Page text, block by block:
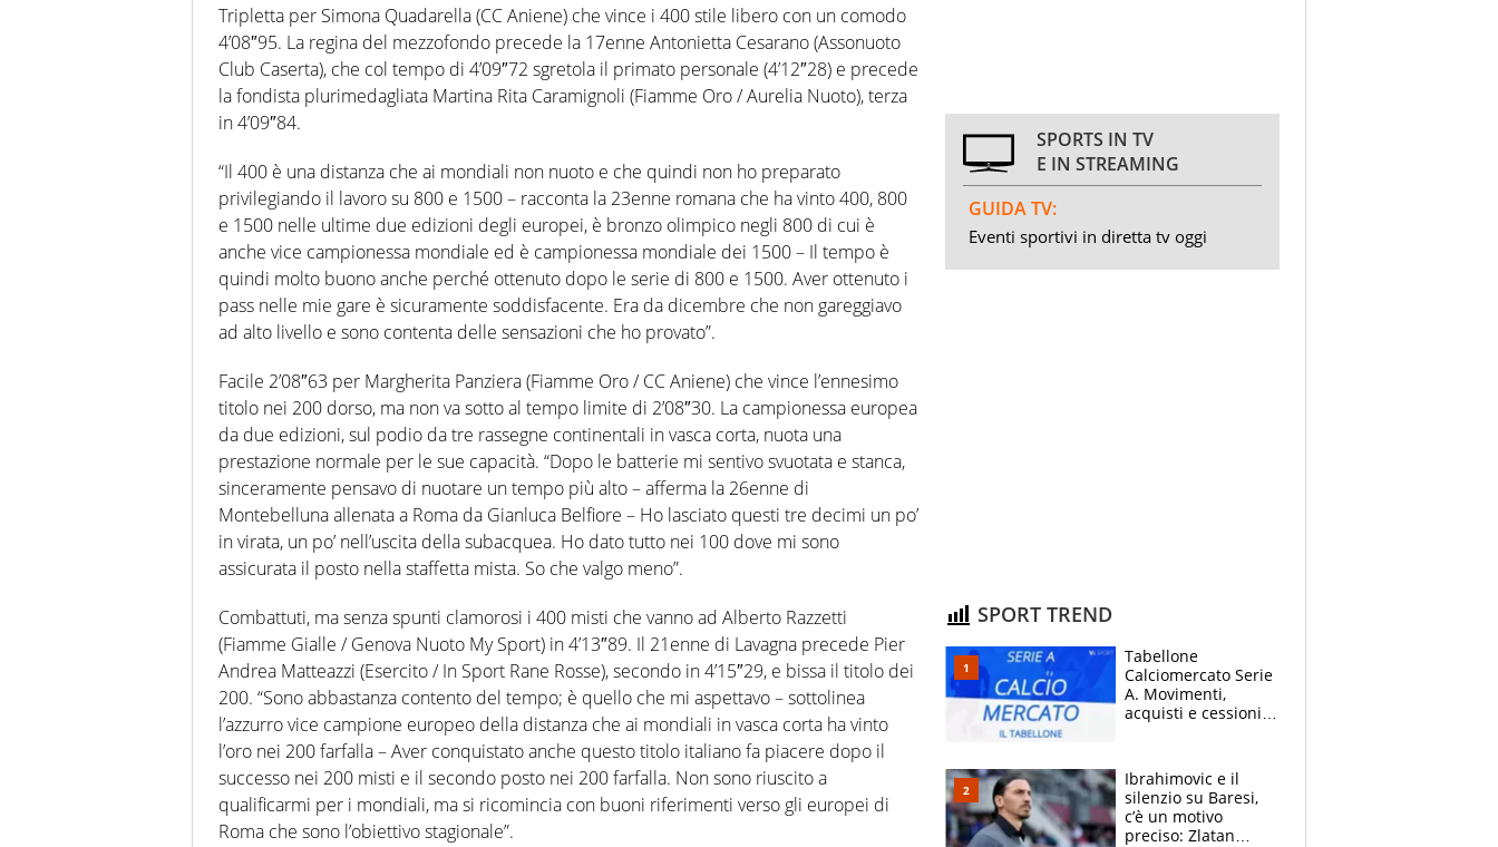
Tripletta per Simona Quadarella (CC Aniene) che vince i 400 stile libero con un comodo
4’08″95. La regina del mezzofondo precede la 17enne Antonietta Cesarano (Assonuoto
Club Caserta), che col tempo di 4’09″72 sgretola il primato personale (4’12″28) e precede
la fondista plurimedagliata Martina Rita Caramignoli (Fiamme Oro / Aurelia Nuoto), terza
in 4’09″84.
“Il 400 è una distanza che ai mondiali non nuoto e che quindi non ho preparato
privilegiando il lavoro su 800 e 1500 – racconta la 23enne romana che ha vinto 400, 800
e 1500 nelle ultime due edizioni degli europei, è bronzo olimpico negli 800 di cui è
anche vice campionessa mondiale ed è campionessa mondiale dei 1500 – Il tempo è
quindi molto buono anche perché ottenuto dopo le serie di 800 e 1500. Aver ottenuto i
pass nelle mie gare è sicuramente soddisfacente. Era da dicembre che non gareggiavo
ad alto livello e sono contenta delle sensazioni che ho provato”.
Facile 2’08″63 per Margherita Panziera (Fiamme Oro / CC Aniene) che vince l’ennesimo
titolo nei 200 dorso, ma non va sotto al tempo limite di 2’08″30. La campionessa europea
da due edizioni, sul podio da tre rassegne continentali in vasca corta, nuota una
prestazione normale per le sue capacità. “Dopo le batterie mi sentivo svuotata e stanca,
sinceramente pensavo di nuotare un tempo più alto – afferma la 26enne di
Montebelluna allenata a Roma da Gianluca Belfiore – Ho lasciato questi tre decimi un po’
in virata, un po’ nell’uscita della subacquea. Ho dato tutto nei 100 dove mi sono
assicurata il posto nella staffetta mista. So che valgo meno”.
Combattuti, ma senza spunti clamorosi i 400 misti che vanno ad Alberto Razzetti
(Fiamme Gialle / Genova Nuoto My Sport) in 4’13″89. Il 21enne di Lavagna precede Pier
Andrea Matteazzi (Esercito / In Sport Rane Rosse), secondo in 4’15″29, e bissa il titolo dei
200. “Sono abbastanza contento del tempo; è quello che mi aspettavo – sottolinea
l’azzurro vice campione europeo della distanza che ai mondiali in vasca corta ha vinto
l’oro nei 200 farfalla – Aver conquistato anche questo titolo italiano fa piacere dopo il
successo nei 200 misti e il secondo posto nei 200 farfalla. Non sono riuscito a
qualificarmi per i mondiali, ma si ricomincia con buoni riferimenti verso gli europei di
Roma che sono l’obiettivo stagionale”.
SPORTS IN TV
E IN STREAMING
GUIDA TV:
Eventi sportivi in diretta tv oggi
SPORT TREND
Tabellone
Calciomercato Serie
A. Movimenti,
acquisti e cessioni:
Ibrahimovic e il
silenzio su Baresi,
c’è un motivo
preciso: Zlatan